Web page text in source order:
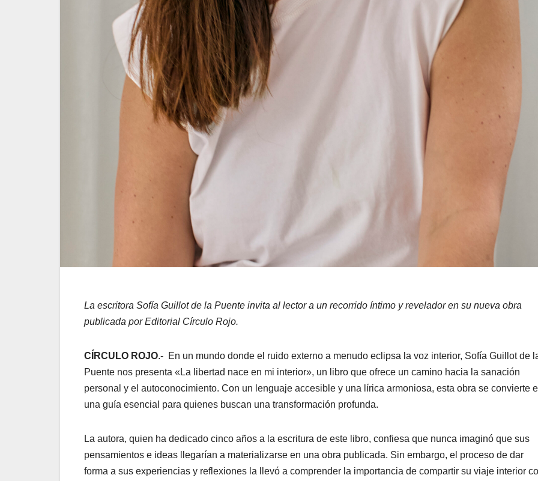
La escritora Sofía Guillot de la Puente invita al lector a un recorrido íntimo y revelador en su nueva obra
publicada por Editorial Círculo Rojo.
CÍRCULO ROJO.- En un mundo donde el ruido externo a menudo eclipsa la voz interior, Sofía Guillot de
Puente nos presenta «La libertad nace en mi interior», un libro que ofrece un camino hacia la sanación
personal y el autoconocimiento. Con un lenguaje accesible y una lírica armoniosa, esta obra se convierte
una guía esencial para quienes buscan una transformación profunda.
La autora, quien ha dedicado cinco años a la escritura de este libro, confiesa que nunca imaginó que sus
pensamientos e ideas llegarían a materializarse en una obra publicada. Sin embargo, el proceso de dar
forma a sus experiencias y reflexiones la llevó a comprender la importancia de compartir su viaje interior